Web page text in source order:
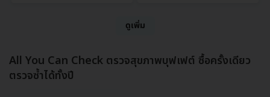
ดูเพิ่ม
All You Can Check ตรวจสุขภาพบุฟเฟต์ ซื้อครั้งเดียว
ตรวจซ้ำได้ทั้งปี